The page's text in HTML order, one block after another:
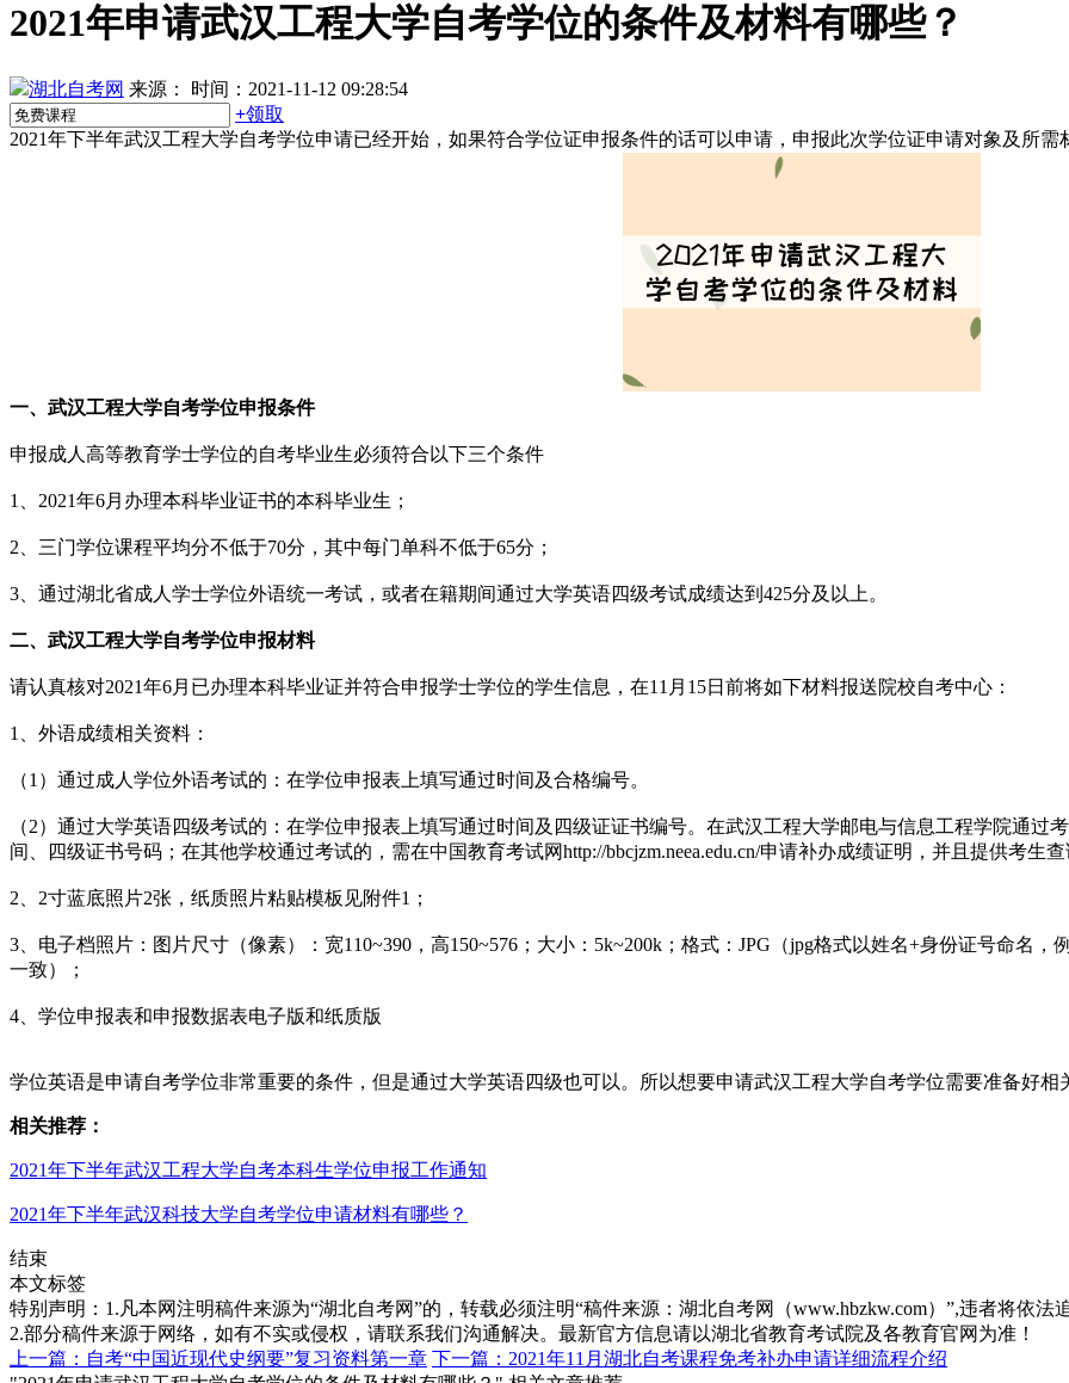
2021年申请武汉工程大学自考学位的条件及材料有哪些？
湖北自考网 来源：
时间：2021-11-12 09:28:54
+领取
2021年下半年武汉工程大学自考学位申请已经开始，如果符合学位证申报条件的话可以申请，申报此次学位证申请对象及所需
一、 武汉工程大学自考学位申报条件
申报成人高等教育学士学位的自考毕业生必须符合以下三个条件
1、2021年6月办理本科毕业证书的本科毕业生；
2、三门学位课程平均分不低于70分，其中每门单科不低于65分；
3、通过湖北省成人学士学位外语统一考试，或者在籍期间通过大学英语四级考试成绩达到425分及以上。
二、 武汉工程大学自考学位申报材料
请认真核对2021年6月已办理本科毕业证并符合申报学士学位的学生信息，在11月15日前将如下材料报送院校自考中心：
1、外语成绩相关资料：
（1）通过成人学位外语考试的：在学位申报表上填写通过时间及合格编号。
（2）通过大学英语四级考试的：在学位申报表上填写通过时间及四级证证书编号。在武汉工程大学邮电与信息工程学院通
间、四级证书号码；在其他学校通过考试的，需在中国教育考试网http://bbcjzm.neea.edu.cn/申请补办成绩证明，并且提供考生查
2、2寸蓝底照片2张，纸质照片粘贴模板见附件1；
3、电子档照片：图片尺寸（像素）：宽110~390，高150~576；大小：5k~200k；格式：JPG（jpg格式以姓名+身份证号命名，
一致）；
4、学位申报表和申报数据表电子版和纸质版
学位英语是申请自考学位非常重要的条件，但是通过大学英语四级也可以。所以想要申请武汉工程大学自考学位需要准备好相
相关推荐：
2021年下半年武汉工程大学自考本科生学位申报工作通知
2021年下半年武汉科技大学自考学位申请材料有哪些？
结束
本文标签
特别声明：1.凡本网注明稿件来源为“湖北自考网”的，转载必须注明“稿件来源：湖北自考网（www.hbzkw.com）”,违者将依法
2.部分稿件来源于网络，如有不实或侵权，请联系我们沟通解决。最新官方信息请以湖北省教育考试院及各教育官网为准！
上一篇：自考“中国近现代史纲要”复习资料第一章 下一篇：2021年11月湖北自考课程免考补办申请详细流程介绍